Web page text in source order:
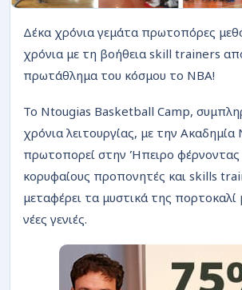
Δέκα χρόνια γεμάτα πρωτοπόρες
χρόνια με τη βοήθεια skill trainers
πρωτάθλημα του κόσμου το NBA!
To Ntougias Basketball Camp,
χρόνια λειτουργίας, με την Ακαδημία
πρωτοπορεί στην Ήπειρο φέρνοντας
κορυφαίους προπονητές και skills
μεταφέρει τα μυστικά της πορτοκαλί
νέες γενιές.